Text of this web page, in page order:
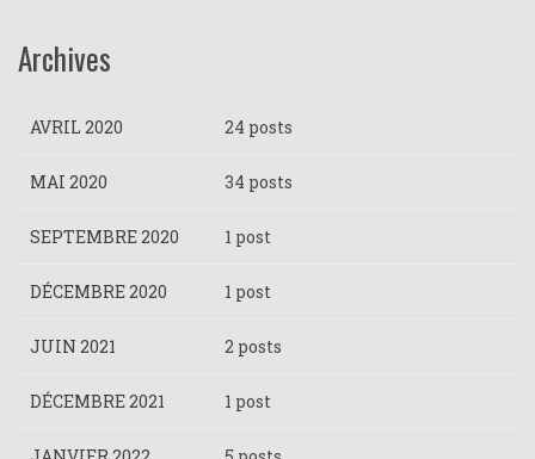
Archives
AVRIL 2020 24 posts
MAI 2020 34 posts
SEPTEMBRE 2020 1 post
DÉCEMBRE 2020 1 post
JUIN 2021 2 posts
DÉCEMBRE 2021 1 post